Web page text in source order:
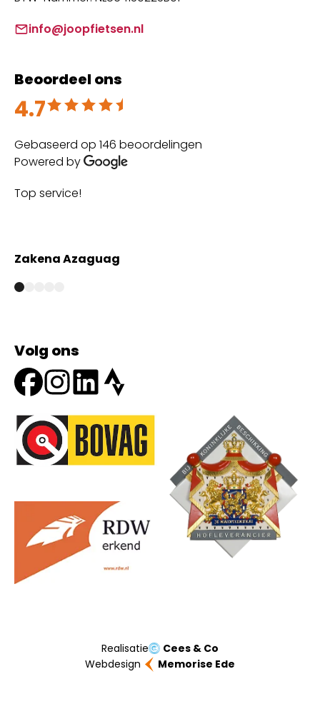
info@joopfietsen.nl
Beoordeel ons
4.7
Beoordeeld met 4.7 uit 5
Gebaseerd op 146 beoordelingen
Powered by
Top service!
Zakena Azaguag
Volg ons
Onze partners
Realisatie
Cees & Co
Webdesign
Memorise Ede